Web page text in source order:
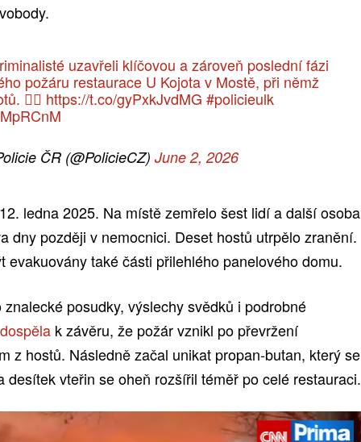
uzavřeli klíčovou a zároveň poslední fázi
požáru restaurace U Kojota v Mostě, při němž
👉🏻 https://t.co/gyPxkJvdMG #policieulk
ČR (@PolicieCZ) June 2, 2026
ledna 2025. Na místě zemřelo šest lidí a další osoba
dny později v nemocnici. Deset hostů utrpělo zranění.
evakuovány také části přilehlého panelového domu.
posudky, výslechy svědků i podrobné
dospěla k závěru, že požár vznikl po převržení
z hostů. Následně začal unikat propan-butan, který se
desítek vteřin se oheň rozšířil téměř po celé restauraci.